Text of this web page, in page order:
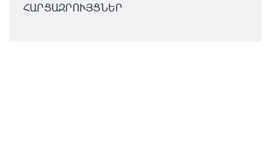
ՀԱՐՑԱԶՐՈՒՅՑՆԵՐ